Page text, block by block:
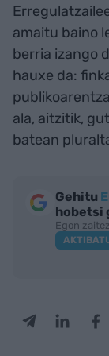
amaitu baino
berria izango
hauxe da:
ala, aitzitik,
batean
Gehitu
hobetsi
Egon